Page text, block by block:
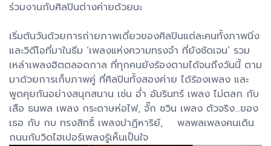
ร่วมงานกับศิลปินต่างค่ายด้วยนะ
เริ่มต้นวันด้วยการถ่ายภาพเดี่ยวของศิลปินแต่ละคนทั้งภาพนิ่ง
และวิดีโอที่มาในธีม ‘เพลงแห่งความทรงจำ ที่ยังชัดเจน’ รวม
เหล่าเพลงฮิตตลอดกาล ที่ทุกคนยังร้องตามได้จนถึงวันนี้ ตาม
มาด้วยการเก็บภาพคู่ ที่ศิลปินทั้งสองค่าย ได้ร้องเพลง และ
พูดคุยกันอย่างสนุกสนาน เช่น อ่ำ อัมรินทร์ เพลง ไม่ตลก กับ
เสือ ธนพล เพลง กระดาษห่อไฟ, จั๊ก ชวิน เพลง ตัวจริง...ของ
เธอ กับ กบ ทรงสิทธิ์ เพลงปาฏิหาริย์, พลพลเพลงคนเดิน
ถนนกับวิดไฮเปอร์เพลงรู้เห็นเป็นใจ